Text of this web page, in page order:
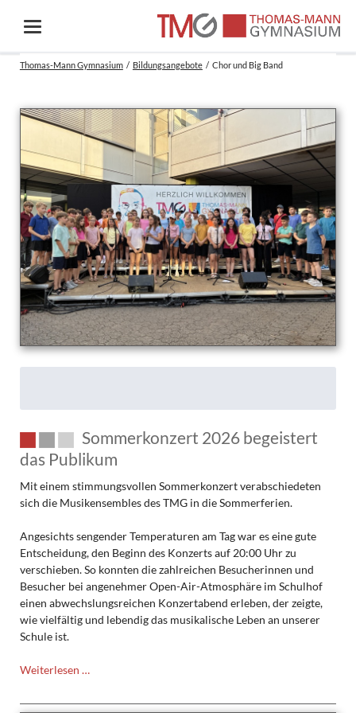
Thomas-Mann Gymnasium Bildungsangebote Chor und Big Band
Sommerkonzert 2026 begeistert
das Publikum
Mit einem stimmungsvollen Sommerkonzert verabschiedeten
sich die Musikensembles des TMG in die Sommerferien.
Angesichts sengender Temperaturen am Tag war es eine gute
Entscheidung, den Beginn des Konzerts auf 20:00 Uhr zu
verschieben. So konnten die zahlreichen Besucherinnen und
Besucher bei angenehmer Open-Air-Atmosphäre im Schulhof
einen abwechslungsreichen Konzertabend erleben, der zeigte,
wie vielfältig und lebendig das musikalische Leben an unserer
Schule ist.
Weiterlesen …Sommerkonzert
begeistert